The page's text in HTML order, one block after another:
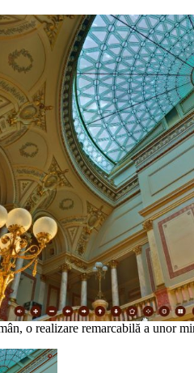
o realizare remarcabilă a unor